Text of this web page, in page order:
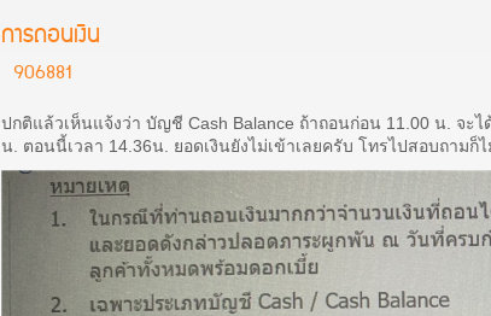
การถอนเงิน
906881
ปกติแล้วเห็นแจ้งว่า บัญชี Cash Balance ถ้าถอนก่อน 11.00 น. จะ
น. ตอนนี้เวลา 14.36น. ยอดเงินยังไม่เข้าเลยครับ โทรไปสอบถาม